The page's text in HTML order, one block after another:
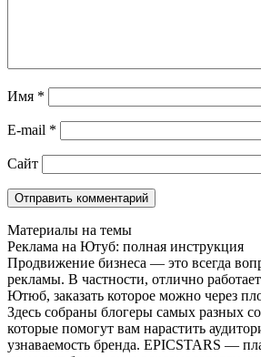
Имя *
E-mail *
Сайт
Материалы на темы
Реклама на Ютуб: полная инструкция
Продвижение бизнеса — это всегда
рекламы. В частности, отлично
Ютюб, заказать которое можно через
Здесь собраны блогеры самых разных
которые помогут вам нарастить
узнаваемость бренда. EPICSTARS —